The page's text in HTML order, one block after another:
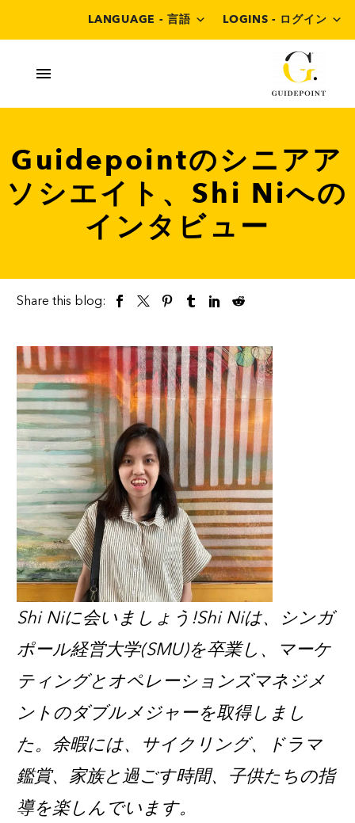
LANGUAGE - 言語 LOGINS - ログイン
Guidepointのシニアア
ソシエイト、Shi Niへの
インタビュー
Share this blog:
Shi Niに会いましょう!Shi Niは、シンガ
ポール経営大学(SMU)を卒業し、マーケ
ティングとオペレーションズマネジメ
ントのダブルメジャーを取得しまし
た。余暇には、サイクリング、ドラマ
鑑賞、家族と過ごす時間、子供たちの指
導を楽しんでいます。